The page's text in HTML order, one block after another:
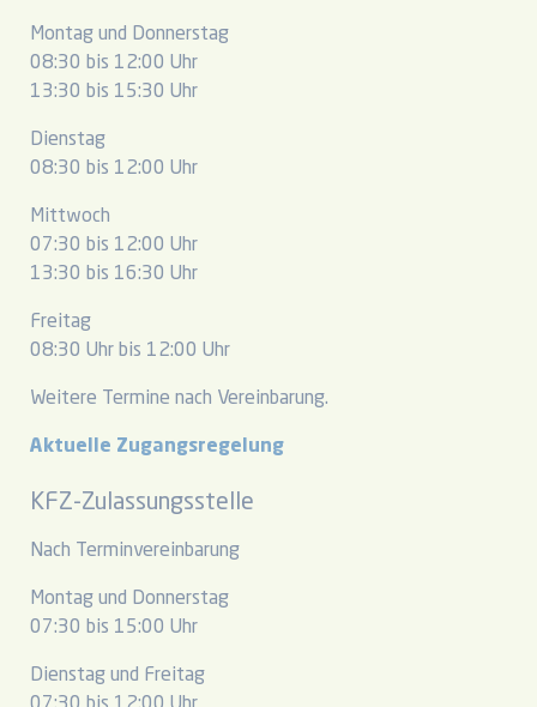
Montag und Donnerstag
08:30 bis 12:00 Uhr
13:30 bis 15:30 Uhr
Dienstag
08:30 bis 12:00 Uhr
Mittwoch
07:30 bis 12:00 Uhr
13:30 bis 16:30 Uhr
Freitag
08:30 Uhr bis 12:00 Uhr
Weitere Termine nach Vereinbarung.
Aktuelle Zugangsregelung
KFZ-Zulassungsstelle
Nach Terminvereinbarung
Montag und Donnerstag
07:30 bis 15:00 Uhr
Dienstag und Freitag